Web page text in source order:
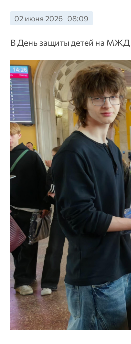
02 июня 2026 | 08:09
В День защиты детей на МЖД